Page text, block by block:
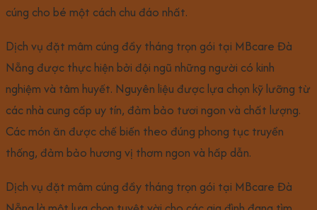
cúng cho bé một cách chu đáo nhất.
Dịch vụ đặt mâm cúng đầy tháng trọn gói tại MBcare Đà
Nẵng được thực hiện bởi đội ngũ những người có kinh
nghiệm và tâm huyết. Nguyên liệu được lựa chọn kỹ lưỡng từ
các nhà cung cấp uy tín, đảm bảo tươi ngon và chất lượng.
Các món ăn được chế biến theo đúng phong tục truyền
thống, đảm bảo hương vị thơm ngon và hấp dẫn.
Dịch vụ đặt mâm cúng đầy tháng trọn gói tại MBcare Đà